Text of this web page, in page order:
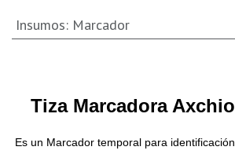
Insumos: Marcador
Tiza Marcadora
Es un Marcador temporal para